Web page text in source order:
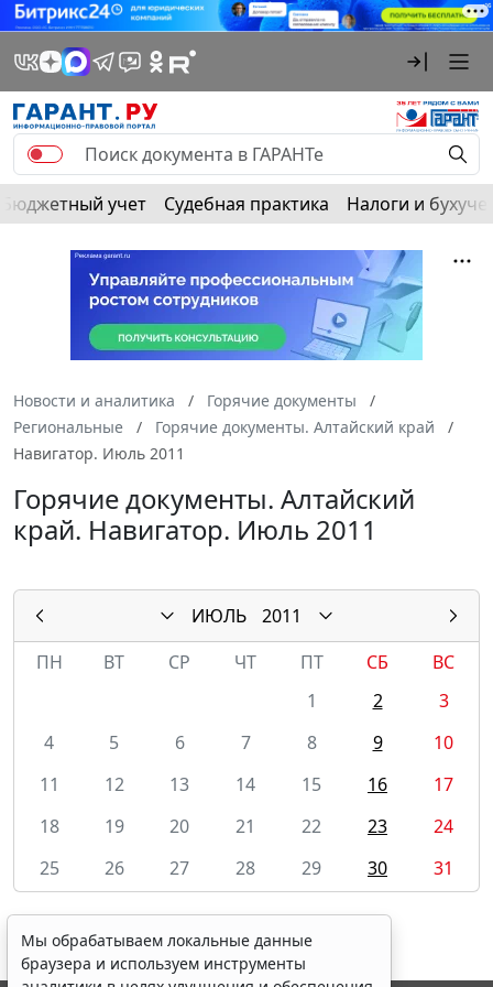
Бюджетный учет Судебная практика Налоги и
Новости и аналитика
Горячие документы
Региональные
Горячие документы. Алтайский край
Навигатор. Июль 2011
Горячие документы. Алтайский
край. Навигатор. Июль 2011
ИЮЛЬ
2011
ПН
ВТ СР ЧТ ПТ СБ
ВС
1
2
3
4
5 6 7 8 9
10
11
12 13 14 15 16
17
18
19 20 21 22 23
24
25
26 27 28 29 30 31
Мы обрабатываем локальные данные
браузера и используем инструменты